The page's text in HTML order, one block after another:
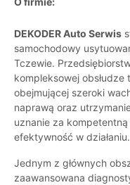
DEKODER Auto Serwis
samochodowy
Tczewie.
kompleksowej
obejmującej szeroki
naprawą oraz
uznanie za
efektywność w działaniu.
Jednym z głównych
zaawansowana